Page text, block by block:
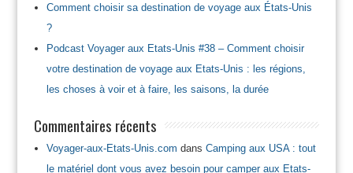
Comment choisir sa destination de voyage aux États-Unis
?
Podcast Voyager aux Etats-Unis #38 – Comment choisir
votre destination de voyage aux Etats-Unis : les régions,
les choses à voir et à faire, les saisons, la durée
Commentaires récents
Voyager-aux-Etats-Unis.com dans Camping aux USA : tout
le matériel dont vous avez besoin pour camper aux Etats-